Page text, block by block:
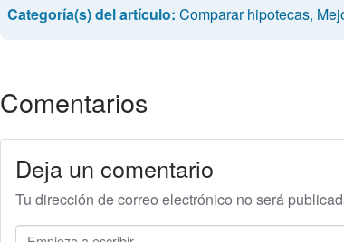
Categoría(s) del artículo: Comparar hipotecas,
Comentarios
Deja un comentario
Tu dirección de correo electrónico no será